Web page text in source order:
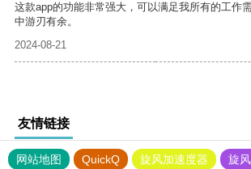
这款app的功能非常强大，可以满足我所有的工作
中游刃有余。
2024-08-21
友情链接
网站地图 QuickQ 旋风加速度器
旋